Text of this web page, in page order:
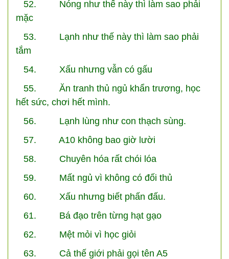
52. Nóng như thế này thì làm sao phải
mặc
53. Lạnh như thế này thì làm sao phải
tắm
54. Xấu nhưng vẫn có gấu
55. Ăn tranh thủ ngủ khẩn trương, học
hết sức, chơi hết mình.
56. Lạnh lùng như con thạch sùng.
57. A10 không bao giờ lười
58. Chuyên hóa rất chói lóa
59. Mất ngủ vì không có đối thủ
60. Xấu nhưng biết phấn đấu.
61. Bá đạo trên từng hạt gạo
62. Mệt mỏi vì học giỏi
63. Cả thế giới phải gọi tên A5